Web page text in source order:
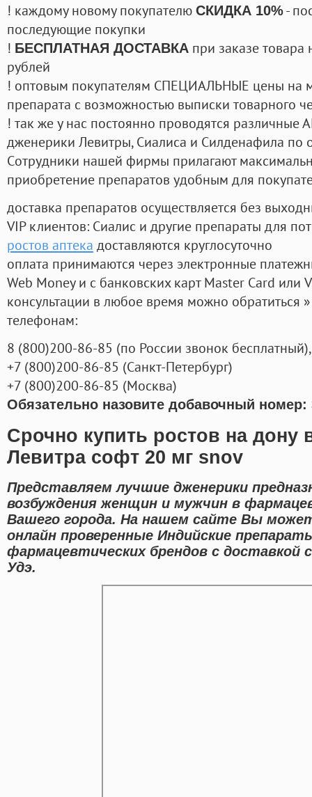
! каждому новому покупателю СКИДКА 10%-
последующие покупки
! БЕСПЛАТНАЯ ДОСТАВКА при заказе
рублей
! оптовым покупателям СПЕЦИАЛЬНЫЕ цены на
препарата с возможностью выписки товарного
! так же у нас постоянно проводятся
дженерики Левитры, Сиалиса и Силденафила по
Cотрудники нашей фирмы прилагают
приобретение препаратов удобным для
доставка препаратов осуществляется без
VIP клиентов: Сиалис и другие препараты для
ростов аптека доставляются круглосуточно
оплата принимаются через электронные
Web Money и с банковских карт Master Card или
консультации в любое время можно обратиться
телефонам:
8 (800)200-86-85 (по России звонок бесплатный),
+7 (800)200-86-85 (Санкт-Петербург)
+7 (800)200-86-85 (Москва)
Обязательно назовите добавочный номер:
Срочно купить ростов на дону
Левитра софт 20 мг snov
Представляем лучшие дженерики
возбуждения женщин и мужчин в
Вашего города. На нашем сайте Вы
онлайн проверенные Индийские
фармацевтических брендов с доставкой
Удэ.